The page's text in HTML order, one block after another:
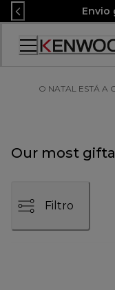
Skip
to
Content
Envio
O NATAL ESTÁ A
Our most
Filtro